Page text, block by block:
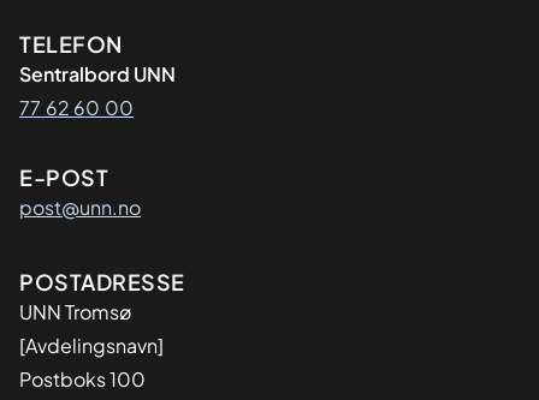
Kontaktinformasjon
TELEFON
Sentralbord UNN
77 62 60 00
E-POST
post@unn.no
Adresse
POSTADRESSE
UNN Tromsø
[Avdelingsnavn]
Postboks 100